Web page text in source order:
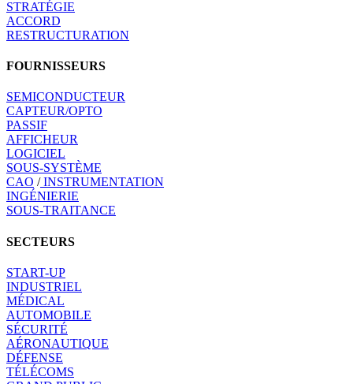
STRATÉGIE
ACCORD
RESTRUCTURATION
FOURNISSEURS
SEMICONDUCTEUR
CAPTEUR/OPTO
PASSIF
AFFICHEUR
LOGICIEL
SOUS-SYSTÈME
CAO /INSTRUMENTATION
INGÉNIERIE
SOUS-TRAITANCE
SECTEURS
START-UP
INDUSTRIEL
MÉDICAL
AUTOMOBILE
SÉCURITÉ
AÉRONAUTIQUE
DÉFENSE
TÉLÉCOMS